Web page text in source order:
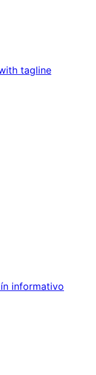
informativo